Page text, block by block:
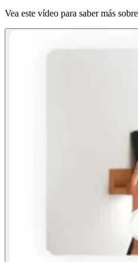
Vea este vídeo para saber más